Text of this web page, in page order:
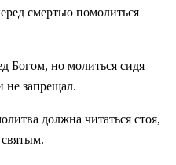
смертью помолиться
Богом, но молиться сидя
не запрещал.
должна читаться стоя,